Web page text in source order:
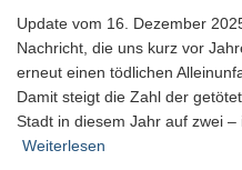
Update vom 16. Dezember
Nachricht, die uns kurz vor
erneut einen tödlichen
Damit steigt die Zahl der
Stadt in diesem Jahr auf zwei
Weiterlesen